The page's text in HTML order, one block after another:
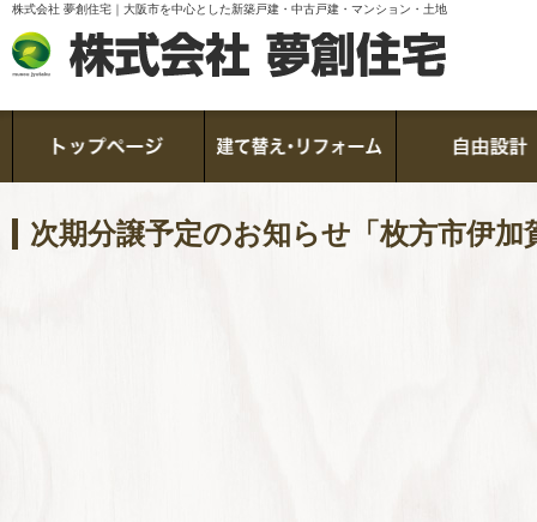
株式会社 夢創住宅｜大阪市を中心とした新築戸建・中古戸建・マンション・土地
次期分譲予定のお知らせ「枚方市伊加